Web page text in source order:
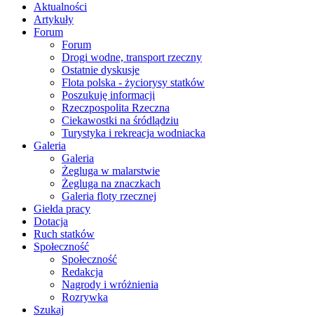
Aktualności
Artykuły
Forum
Forum
Drogi wodne, transport rzeczny
Ostatnie dyskusje
Flota polska - życiorysy statków
Poszukuję informacji
Rzeczpospolita Rzeczna
Ciekawostki na śródlądziu
Turystyka i rekreacja wodniacka
Galeria
Galeria
Żegluga w malarstwie
Żegluga na znaczkach
Galeria floty rzecznej
Giełda pracy
Dotacja
Ruch statków
Społeczność
Społeczność
Redakcja
Nagrody i wróżnienia
Rozrywka
Szukaj